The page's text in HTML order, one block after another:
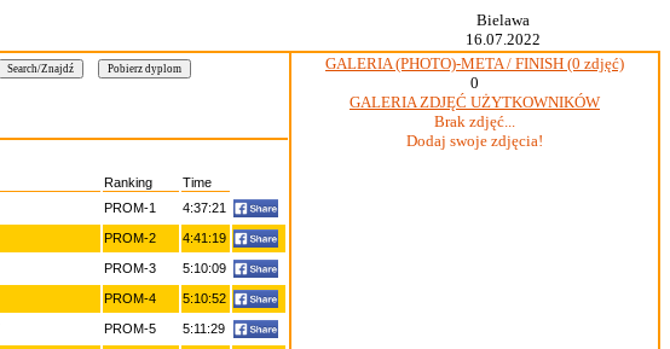
Bielawa
16.07.2022
Ranking
Time
PROM-1 4:37:21
PROM-2 4:41:19
PROM-3 5:10:09
PROM-4 5:10:52
PROM-5 5:11:29
GALERIA (PHOTO)-META / FINISH (0 zdjęć)
0
GALERIA ZDJĘĆ UŻYTKOWNIKÓW
Brak zdjęć...
Dodaj swoje zdjęcia!